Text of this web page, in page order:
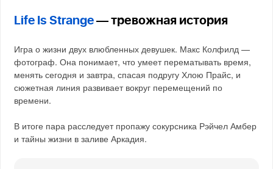
Life Is Strange — тревожная история
Игра о жизни двух влюбленных девушек. Макс Колфилд —
фотограф. Она понимает, что умеет перематывать время,
менять сегодня и завтра, спасая подругу Хлою Прайс, и
сюжетная линия развивает вокруг перемещений по
времени.
В итоге пара расследует пропажу сокурсника Рэйчел Амбер
и тайны жизни в заливе Аркадия.